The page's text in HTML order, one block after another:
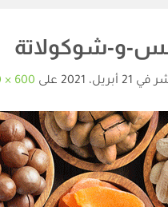
و-شوكولاتة
في 21 أبريل، 2021 على 600 × 600